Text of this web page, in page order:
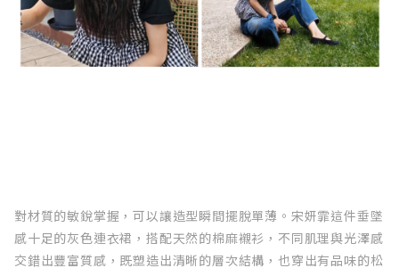
對材質的敏銳掌握，可以讓造型瞬間擺脫單薄。宋妍霏這件垂墜
感十足的灰色連衣裙，搭配天然的棉麻襯衫，不同肌理與光澤感
交錯出豐富質感，既塑造出清晰的層次結構，也穿出有品味的松